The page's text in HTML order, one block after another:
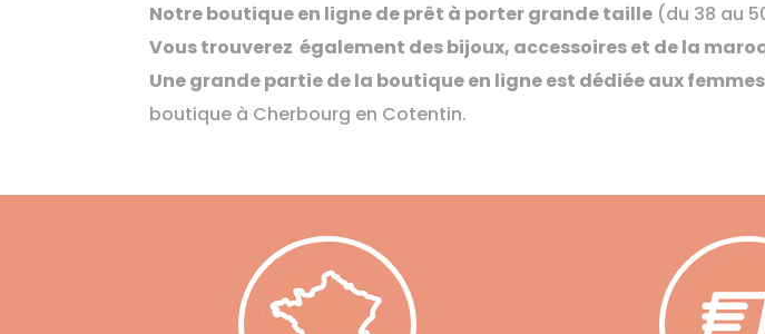
Notre boutique en ligne de prêt à porter grande taille (du 38 au
Vous trouverez également des bijoux, accessoires et de la
Une grande partie de la boutique en ligne est dédiée aux
boutique à Cherbourg en Cotentin.